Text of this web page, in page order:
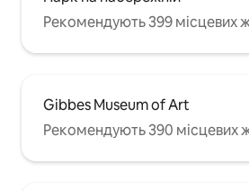
Рекомендують 399 місцевих
Gibbes Museum of Art
Рекомендують 390 місцевих